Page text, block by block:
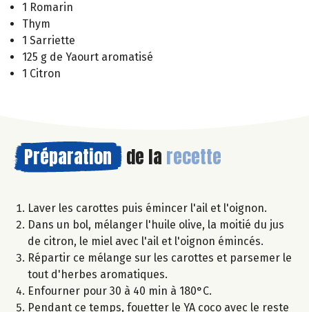
1 Romarin
Thym
1 Sarriette
125 g de Yaourt aromatisé
1 Citron
Préparation de la recette
Laver les carottes puis émincer l'ail et l'oignon.
Dans un bol, mélanger l'huile olive, la moitié du jus
de citron, le miel avec l'ail et l'oignon émincés.
Répartir ce mélange sur les carottes et parsemer le
tout d'herbes aromatiques.
Enfourner pour 30 à 40 min à 180°C.
Pendant ce temps, fouetter le YA coco avec le reste